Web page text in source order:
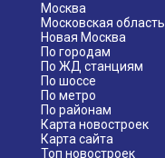
Москва
Московская область
Новая Москва
По городам
По ЖД станциям
По шоссе
По метро
По районам
Карта новостроек
Карта сайта
Топ новостроек